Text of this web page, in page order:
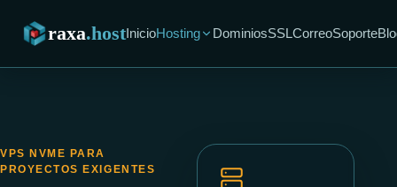
raxa.host InicioHosting DominiosSSLCorreoSoporte
VPS NVME PARA
PROYECTOS EXIGENTES